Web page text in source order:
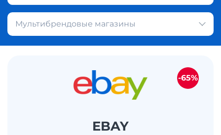
Мультибрендовые магазины
EBAY
-65%